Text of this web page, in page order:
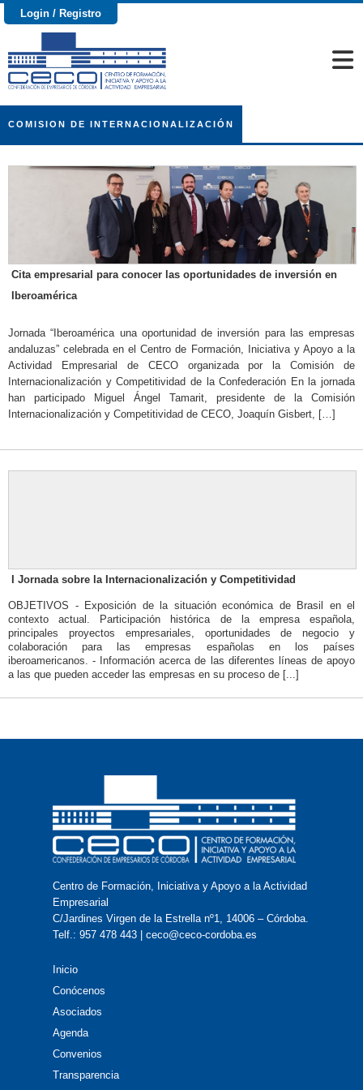
Login / Registro
COMISION DE INTERNACIONALIZACIÓN
Cita empresarial para conocer las oportunidades de inversión en
Iberoamérica
Jornada “Iberoamérica una oportunidad de inversión para las empresas
andaluzas” celebrada en el Centro de Formación, Iniciativa y Apoyo a la
Actividad Empresarial de CECO organizada por la Comisión de
Internacionalización y Competitividad de la Confederación En la jornada
han participado Miguel Ángel Tamarit, presidente de la Comisión
Internacionalización y Competitividad de CECO, Joaquín Gisbert, […]
I Jornada sobre la Internacionalización y Competitividad
OBJETIVOS - Exposición de la situación económica de Brasil en el
contexto actual. Participación histórica de la empresa española,
principales proyectos empresariales, oportunidades de negocio y
colaboración para las empresas españolas en los países
iberoamericanos. - Información acerca de las diferentes líneas de apoyo
a las que pueden acceder las empresas en su proceso de [...]
Centro de Formación, Iniciativa y Apoyo a la Actividad
Empresarial
C/Jardines Virgen de la Estrella nº1, 14006 – Córdoba.
Telf.: 957 478 443 | ceco@ceco-cordoba.es
Inicio
Conócenos
Asociados
Agenda
Convenios
Transparencia